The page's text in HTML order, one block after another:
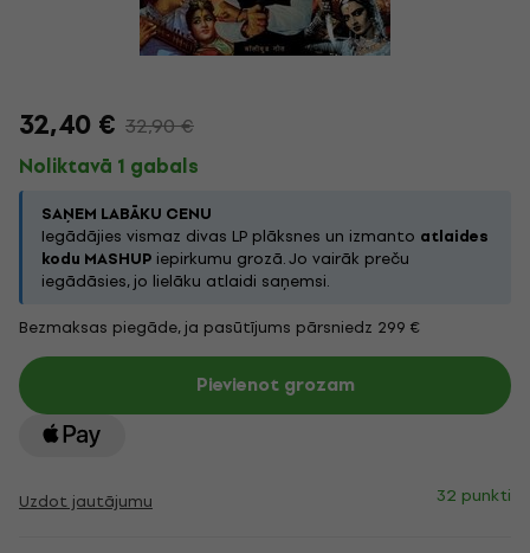
32,40 € 32,90 €
Noliktavā 1 gabals
SAŅEM LABĀKU CENU
Iegādājies vismaz divas LP plāksnes un izmanto atlaides
kodu MASHUP iepirkumu grozā. Jo vairāk preču
iegādāsies, jo lielāku atlaidi saņemsi.
Bezmaksas piegāde, ja pasūtījums pārsniedz 299 €
Pievienot grozam
Uzdot jautājumu 32 punkti